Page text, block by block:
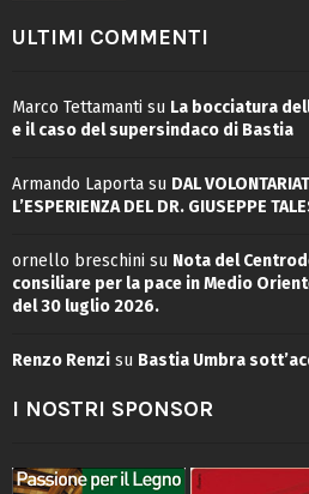
ULTIMI COMMENTI
Marco Tettamanti su La bocciatura
e il caso del supersindaco di Bastia
Armando Laporta su DAL
L’ESPERIENZA DEL DR. GIUSEPPE
ornello breschini su Nota del
consiliare per la pace in Medio
del 30 luglio 2026.
Renzo Renzi su Bastia Umbra
I NOSTRI SPONSOR